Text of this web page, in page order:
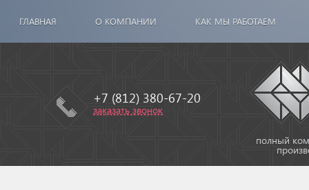
ГЛАВНАЯ О КОМПАНИИ КАК МЫ РАБОТАЕМ
+7 (812) 380-67-20
заказать звонок
полный